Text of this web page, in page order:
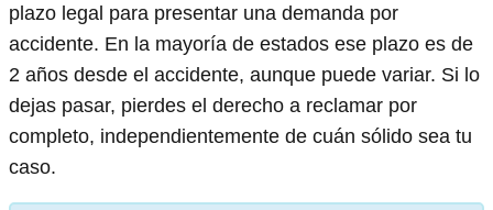
plazo legal para presentar una demanda por
accidente. En la mayoría de estados ese plazo es de
2 años desde el accidente, aunque puede variar. Si lo
dejas pasar, pierdes el derecho a reclamar por
completo, independientemente de cuán sólido sea tu
caso.